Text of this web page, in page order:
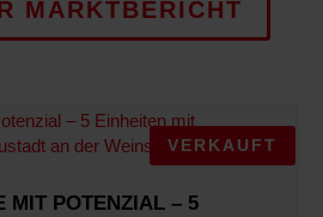
MARKTBERICHT
VERKAUFT
MIT POTENZIAL – 5